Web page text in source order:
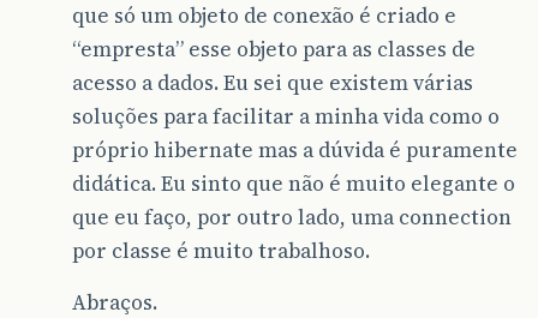
que só um objeto de conexão é criado e
“empresta” esse objeto para as classes de
acesso a dados. Eu sei que existem várias
soluções para facilitar a minha vida como o
próprio hibernate mas a dúvida é puramente
didática. Eu sinto que não é muito elegante o
que eu faço, por outro lado, uma connection
por classe é muito trabalhoso.
Abraços.